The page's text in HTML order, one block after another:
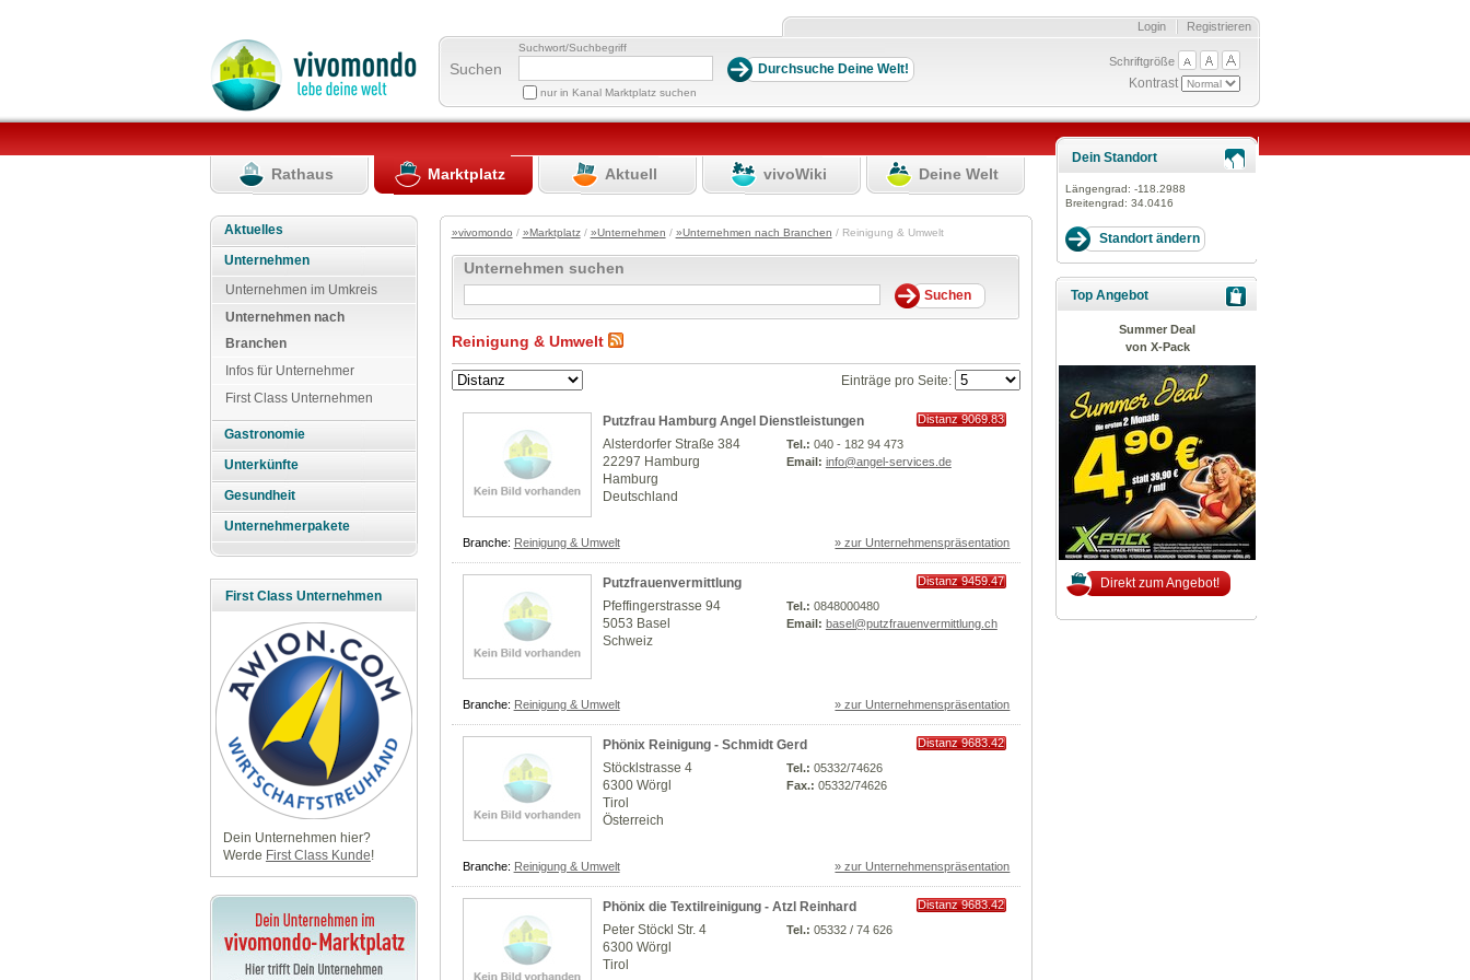
Registrieren
Login
Suchen
Suchwort/Suchbegriff
nur in Kanal Marktplatz suchen
Schriftgröße
Kontrast
Rathaus Marktplatz Aktuell vivoWiki Deine Welt
Aktuelles
Unternehmen
Unternehmen im Umkreis
Unternehmen nach
Branchen
Infos für Unternehmer
First Class Unternehmen
Gastronomie
Unterkünfte
Gesundheit
Unternehmerpakete
First Class Unternehmen
Dein Unternehmen hier?
Werde First Class Kunde!
»vivomondo / »Marktplatz/ »Unternehmen / »Unternehmen nach Branchen / Reinigung & Umwelt
Unternehmen suchen
Reinigung & Umwelt
Einträge pro Seite:
Putzfrau Hamburg Angel Dienstleistungen
Distanz 9069.83
Alsterdorfer Straße 384
22297 Hamburg
Hamburg
Deutschland
Tel.: 040 - 182 94 473
Email: info@angel-services.de
Branche: Reinigung & Umwelt » zur Unternehmenspräsentation
Putzfrauenvermittlung
Distanz 9459.47
Pfeffingerstrasse 94
5053 Basel
Schweiz
Tel.: 0848000480
Email: basel@putzfrauenvermittlung.ch
Branche: Reinigung & Umwelt » zur Unternehmenspräsentation
Phönix Reinigung - Schmidt Gerd
Distanz 9683.42
Stöcklstrasse 4
6300 Wörgl
Tirol
Österreich
Tel.: 05332/74626
Fax.: 05332/74626
Branche: Reinigung & Umwelt » zur Unternehmenspräsentation
Phönix die Textilreinigung - Atzl Reinhard
Distanz 9683.42
Peter Stöckl Str. 4
6300 Wörgl
Tirol
Tel.: 05332 / 74 626
Dein Standort
Längengrad: -118.2988
Breitengrad: 34.0416
Top Angebot
Summer Deal
von X-Pack
Direkt zum Angebot!